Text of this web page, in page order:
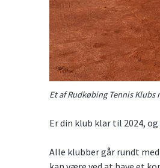
Et af Rudkøbing Tennis
Er din klub klar til 2024,
Alle klubber går rundt